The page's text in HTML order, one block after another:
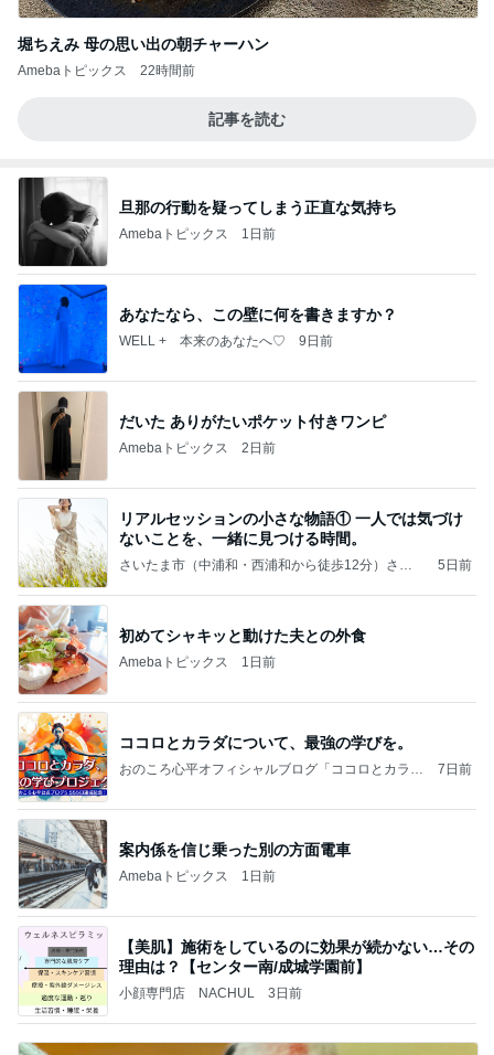
堀ちえみ 母の思い出の朝チャーハン
Amebaトピックス 22時間前
記事を読む
旦那の行動を疑ってしまう正直な気持ち
Amebaトピックス 1日前
あなたなら、この壁に何を書きますか？
WELL + 本来のあなたへ♡ 9日前
だいた ありがたいポケット付きワンピ
Amebaトピックス 2日前
リアルセッションの小さな物語① 一人では気づけ
ないことを、一緒に見つける時間。
さいたま市（中浦和・西浦和から徒歩12分）さと
「クオーレ」
5日前
初めてシャキッと動けた夫との外食
Amebaトピックス 1日前
ココロとカラダについて、最強の学びを。
おのころ心平オフィシャルブログ「ココロとカラダ
7日前
案内係を信じ乗った別の方面電車
Amebaトピックス 1日前
【美肌】施術をしているのに効果が続かない…その
理由は？【センター南/成城学園前】
小顔専門店 NACHUL 3日前